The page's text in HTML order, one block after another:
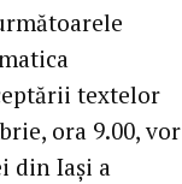
textelor
ora 9.00, vor
din Iaşi a